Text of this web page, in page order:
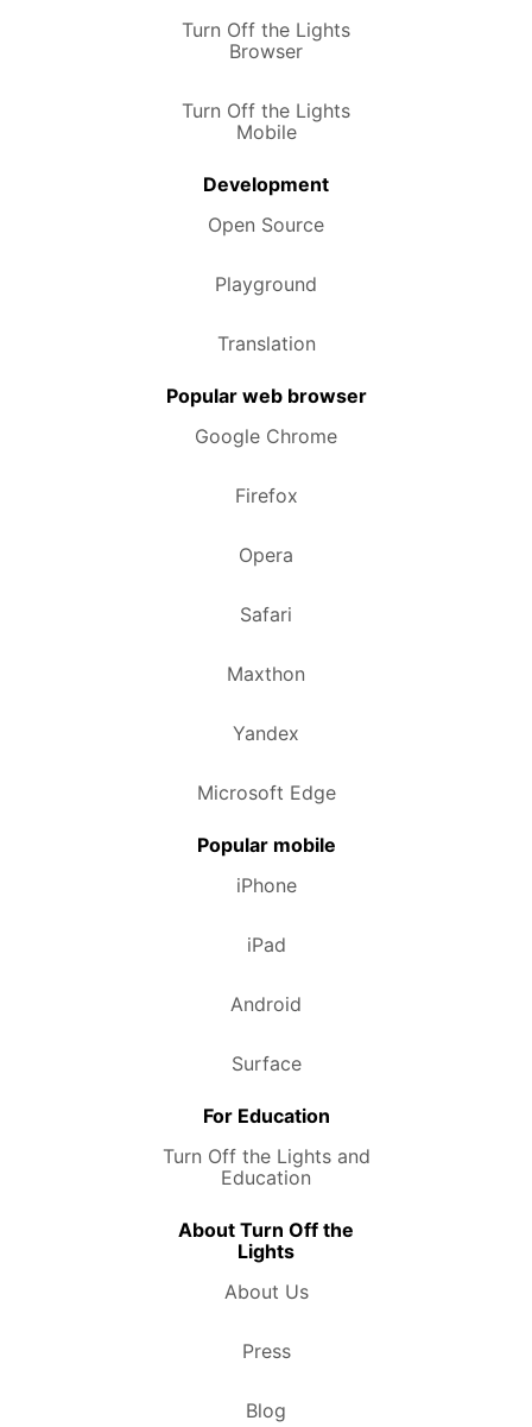
Turn Off the Lights
Browser
Turn Off the Lights
Mobile
Development
Open Source
Playground
Translation
Popular web browser
Google Chrome
Firefox
Opera
Safari
Maxthon
Yandex
Microsoft Edge
Popular mobile
iPhone
iPad
Android
Surface
For Education
Turn Off the Lights and
Education
About Turn Off the
Lights
About Us
Press
Blog